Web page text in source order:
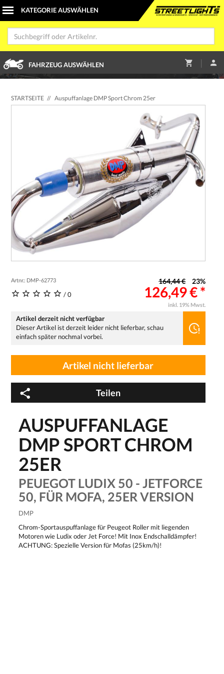
FAHRZEUG AUSWÄHLEN |
STARTSEITE // Auspuffanlage DMP Sport Chrom 25er
Artnr.: DMP-62773 164,44 € 23%
/ 0 126,49 € *
inkl. 19% Mwst.
Artikel derzeit nicht verfügbar
Dieser Artikel ist derzeit leider nicht lieferbar, schau
einfach später nochmal vorbei.
Artikel nicht lieferbar
Teilen
AUSPUFFANLAGE
DMP SPORT CHROM
25ER
PEUEGOT LUDIX 50 - JETFORCE
50, FÜR MOFA, 25ER VERSION
DMP
Chrom-Sportauspuffanlage für Peugeot Roller mit liegenden
Motoren wie Ludix oder Jet Force! Mit Inox Endschalldämpfer!
ACHTUNG: Spezielle Version für Mofas (25km/h)!